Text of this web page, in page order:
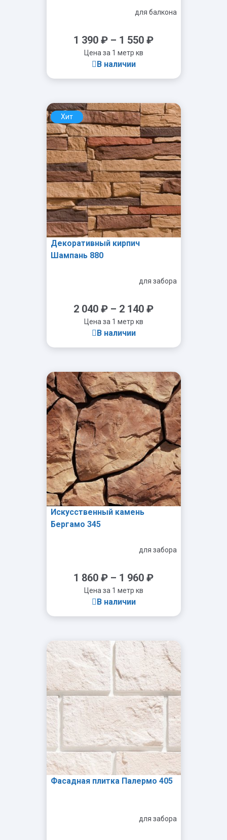
для балкона
1 390 ₽ – 1 550 ₽
Цена за 1 метр кв
В наличии
- +
Хит
Декоративный кирпич
Шампань 880
для забора
2 040 ₽ – 2 140 ₽
Цена за 1 метр кв
В наличии
- +
Искусственный камень
Бергамо 345
для забора
1 860 ₽ – 1 960 ₽
Цена за 1 метр кв
В наличии
- +
Фасадная плитка Палермо 405
для забора